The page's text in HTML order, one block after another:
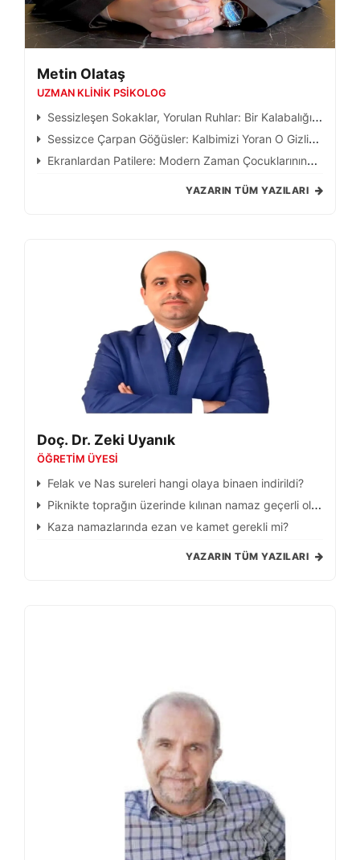
Metin Olataş
UZMAN KLINIK PSIKOLOG
Sessizleşen Sokaklar, Yorulan Ruhlar: Bir Kalabalığın
Sessiz Çığlığı
Sessizce Çarpan Göğüsler: Kalbimizi Yoran O Gizli
Yükler
Ekranlardan Patilere: Modern Zaman Çocuklarının
YAZARIN TÜM YAZILARI
Doç. Dr. Zeki Uyanık
ÖĞRETIM ÜYESI
Felak ve Nas sureleri hangi olaya binaen indirildi?
Piknikte toprağın üzerinde kılınan namaz geçerli olur
muKaza namazlarında ezan ve kamet gerekli mi?
YAZARIN TÜM YAZILARI